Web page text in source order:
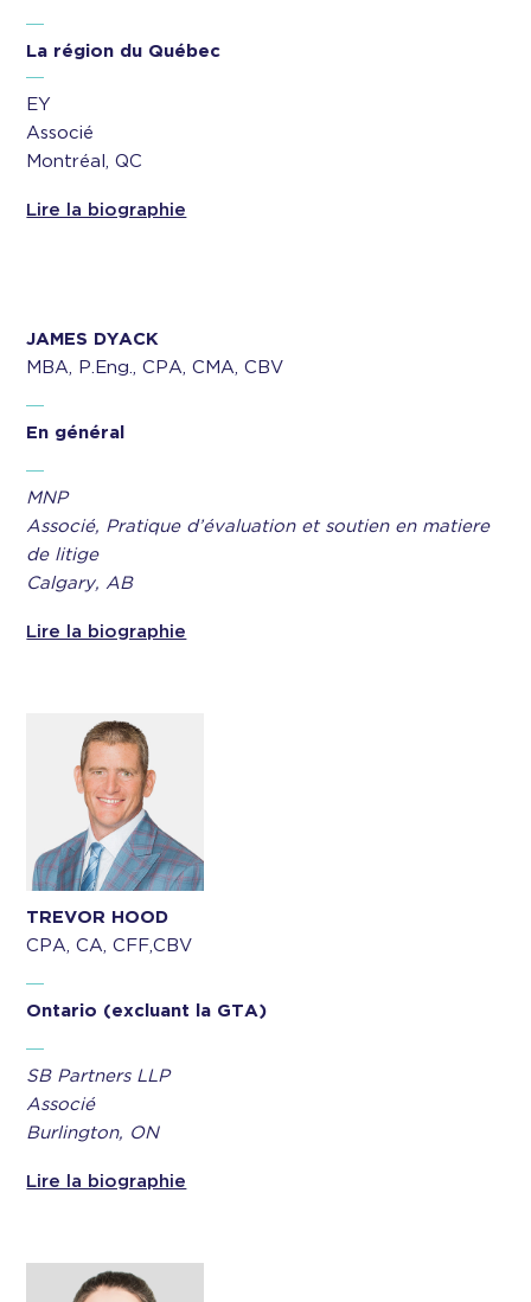
La région du Québec
EY
Associé
Montréal, QC
Lire la biographie
JAMES DYACK
MBA, P.Eng., CPA, CMA, CBV
En général
MNP
Associé, Pratique d’évaluation et soutien en matiere
de litige
Calgary, AB
Lire la biographie
TREVOR HOOD
CPA, CA, CFF,CBV
Ontario (excluant la GTA)
SB Partners LLP
Associé
Burlington, ON
Lire la biographie